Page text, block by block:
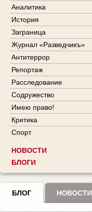
Аналитика
История
Заграница
Журнал «Разведчикъ»
Антитеррор
Репортаж
Расследование
Содружество
Имею право!
Критика
Спорт
НОВОСТИ
БЛОГИ
БЛОГ НОВОСТИ